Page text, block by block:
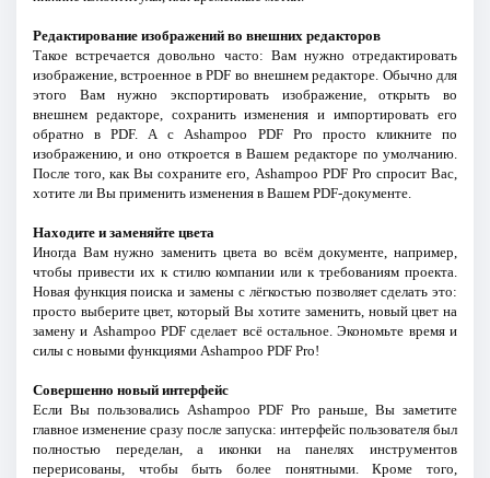
Редактирование изображений во внешних редакторов
Такое встречается довольно часто: Вам нужно отредактировать
изображение, встроенное в PDF во внешнем редакторе. Обычно для
этого Вам нужно экспортировать изображение, открыть во
внешнем редакторе, сохранить изменения и импортировать его
обратно в PDF. А с Ashampoo PDF Pro просто кликните по
изображению, и оно откроется в Вашем редакторе по умолчанию.
После того, как Вы сохраните его, Ashampoo PDF Pro спросит Вас,
хотите ли Вы применить изменения в Вашем PDF-документе.
Находите и заменяйте цвета
Иногда Вам нужно заменить цвета во всём документе, например,
чтобы привести их к стилю компании или к требованиям проекта.
Новая функция поиска и замены с лёгкостью позволяет сделать это:
просто выберите цвет, который Вы хотите заменить, новый цвет на
замену и Ashampoo PDF сделает всё остальное. Экономьте время и
силы с новыми функциями Ashampoo PDF Pro!
Совершенно новый интерфейс
Если Вы пользовались Ashampoo PDF Pro раньше, Вы заметите
главное изменение сразу после запуска: интерфейс пользователя был
полностью переделан, а иконки на панелях инструментов
перерисованы, чтобы быть более понятными. Кроме того,